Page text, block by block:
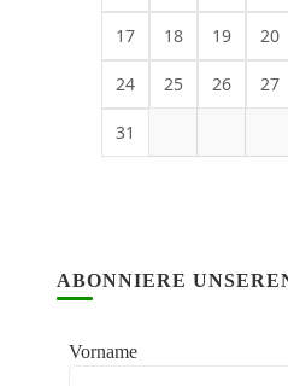
17 18 19 20
24 25 26 27
31
ABONNIERE
Vorname